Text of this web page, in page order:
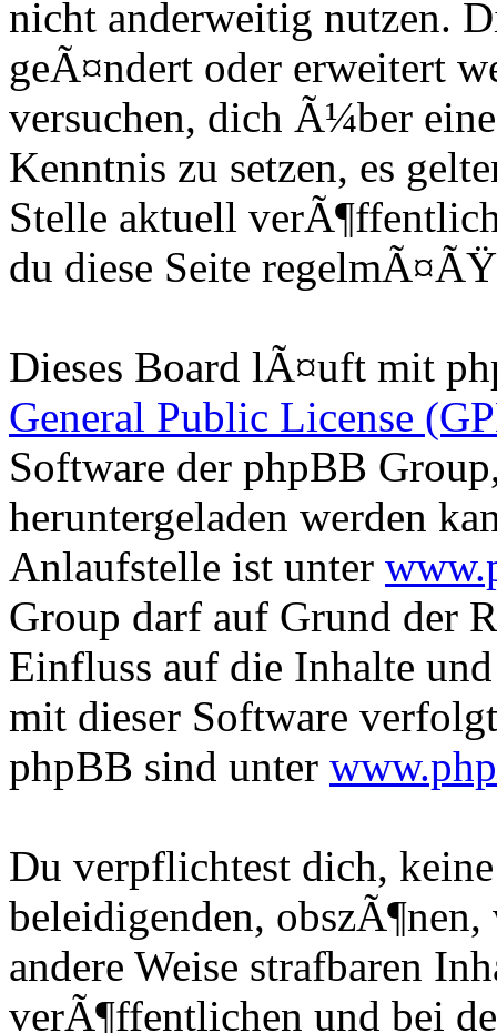
nicht anderweitig nutzen.
geÃ¤ndert oder erweitert
versuchen, dich Ã¼ber
Kenntnis zu setzen, es
Stelle aktuell
du diese Seite
Dieses Board lÃ¤uft mit
General Public License
Software der phpBB
heruntergeladen werden
Anlaufstelle ist unter
Group darf auf Grund der
Einfluss auf die Inhalte
mit dieser Software
phpBB sind unter
Du verpflichtest dich,
beleidigenden,
andere Weise strafbaren
verÃ¶ffentlichen und bei